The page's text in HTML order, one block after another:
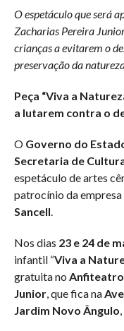
O espetáculo que será
Zacharias Pereira
crianças a evitarem o
preservação da
Peça “Viva a
a lutarem contra o
O Governo do
Secretaria de
espetáculo de artes
patrocínio da empresa
Sancell.
Nos dias 23 e 24 de
infantil “Viva a
gratuita no Anfiteatro
Junior, que fica na
Jardim Novo Ângulo